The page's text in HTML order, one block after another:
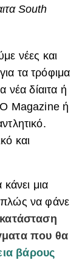
South
νέες και
τα τρόφιμα
νέα δίαιτα ή
Magazine ή
και
μια
να φάνε
που θα
βάρους